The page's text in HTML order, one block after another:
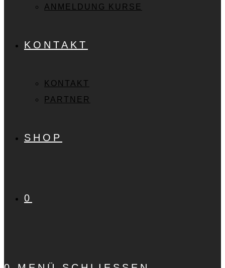
ANMELDUNG KURSE
KONTAKT
KONTAKT
PARTNER
SHOP
0